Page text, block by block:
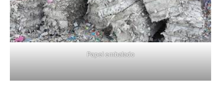
Papel embalado